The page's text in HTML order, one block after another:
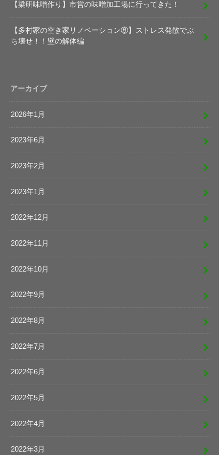
【梁研味噌作り】市営の味噌加工場に行ってきた！
【多村家の空き家リノベーション⑧】ストレス発散でぶ
ち壊せ！！壁の解体編
アーカイブ
2026年1月
2023年6月
2023年2月
2023年1月
2022年12月
2022年11月
2022年10月
2022年9月
2022年8月
2022年7月
2022年6月
2022年5月
2022年4月
2022年3月